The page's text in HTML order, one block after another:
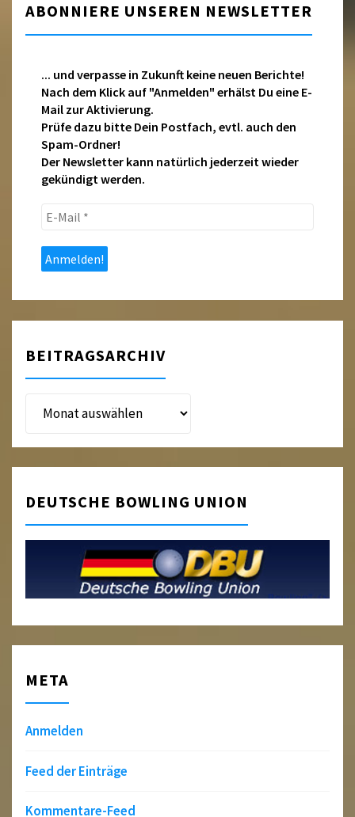
ABONNIERE UNSEREN NEWSLETTER
... und verpasse in Zukunft keine neuen Berichte!
Nach dem Klick auf "Anmelden" erhälst Du eine E-
Mail zur Aktivierung.
Prüfe dazu bitte Dein Postfach, evtl. auch den
Spam-Ordner!
Der Newsletter kann natürlich jederzeit wieder
gekündigt werden.
E-
*
BEITRAGSARCHIV
Beitragsarchiv
DEUTSCHE BOWLING UNION
META
Anmelden
Feed der Einträge
Kommentare-Feed